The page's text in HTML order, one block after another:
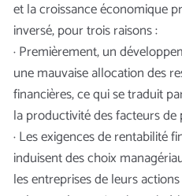
et la croissance économique
inversé, pour trois raisons :
· Premièrement, un
une mauvaise allocation des
financières, ce qui se traduit
la productivité des facteurs
· Les exigences de rentabilité
induisent des choix
les entreprises de leurs